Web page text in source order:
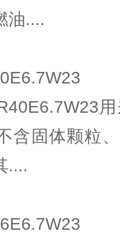
油....
用
含固体颗粒
....